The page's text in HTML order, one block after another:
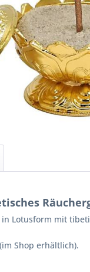
Lotusform mit
(im Shop erhältlich).